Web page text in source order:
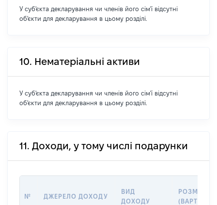
У суб'єкта декларування чи членів його сім'ї відсутні
об'єкти для декларування в цьому розділі.
10. Нематеріальні активи
У суб'єкта декларування чи членів його сім'ї відсутні
об'єкти для декларування в цьому розділі.
11. Доходи, у тому числі подарунки
№ ДЖЕРЕЛО ДОХОДУ
ВИД
ДОХОДУ
РОЗМІР
(ВАРТІСТЬ)